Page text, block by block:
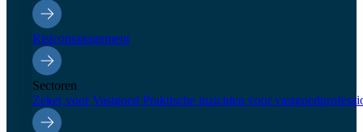
Risicomanagement
Sectoren
Zeker voor Vastgoed Praktische inzichten voor